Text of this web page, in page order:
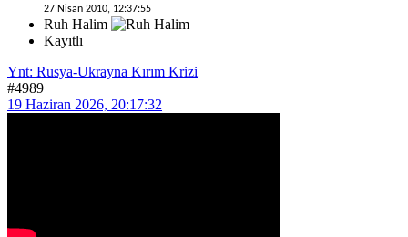
27 Nisan 2010, 12:37:55
Ruh Halim
Kayıtlı
Ynt: Rusya-Ukrayna Kırım Krizi
#4989
19 Haziran 2026, 20:17:32